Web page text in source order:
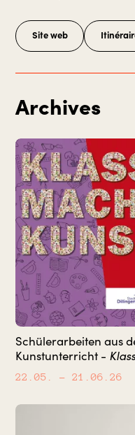
Site web
Archives
Schülerarbeiten aus
Kunstunterricht -
22.05. – 21.06.26